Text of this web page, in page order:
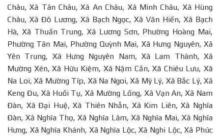
Châu, Xã Tân Châu, Xã An Châu, Xã Minh Châu, Xã Hùng
Châu, Xã Đô Lương, Xã Bạch Ngọc, Xã Văn Hiến, Xã Bạch
Hà, Xã Thuần Trung, Xã Lương Sơn, Phường Hoàng Mai,
Phường Tân Mai, Phường Quỳnh Mai, Xã Hưng Nguyên, Xã
Yên Trung, Xã Hưng Nguyên Nam, Xã Lam Thành, Xã
Mường Xén, Xã Hữu Kiệm, Xã Nậm Cắn, Xã Chiêu Lưu, Xã
Na Loi, Xã Mường Típ, Xã Na Ngoi, Xã Mỹ Lý, Xã Bắc Lý, Xã
Keng Đu, Xã Huồi Tụ, Xã Mường Lống, Xã Vạn An, Xã Nam
Đàn, Xã Đại Huệ, Xã Thiên Nhẫn, Xã Kim Liên, Xã Nghĩa
Đàn, Xã Nghĩa Thọ, Xã Nghĩa Lâm, Xã Nghĩa Mai, Xã Nghĩa
Hưng, Xã Nghĩa Khánh, Xã Nghĩa Lộc, Xã Nghi Lộc, Xã Phúc